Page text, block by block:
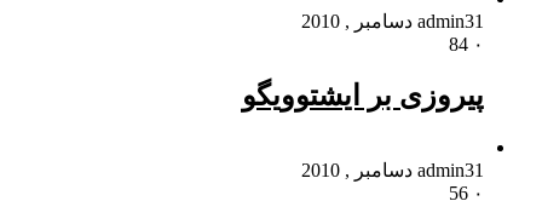
admin31 دسامبر , 2010
۰
پیروزی بر ایشتوویگو
admin31 دسامبر , 2010
۰